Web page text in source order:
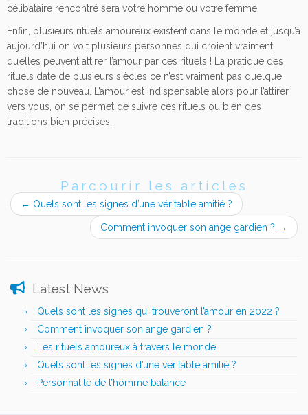
célibataire rencontré sera votre homme ou votre femme.
Enfin, plusieurs rituels amoureux existent dans le monde et jusqu’à
aujourd’hui on voit plusieurs personnes qui croient vraiment
qu’elles peuvent attirer l’amour par ces rituels ! La pratique des
rituels date de plusieurs siècles ce n’est vraiment pas quelque
chose de nouveau. L’amour est indispensable alors pour l’attirer
vers vous, on se permet de suivre ces rituels ou bien des
traditions bien précises.
Parcourir les articles
← Quels sont les signes d’une véritable amitié ?
Comment invoquer son ange gardien ? →
Latest News
Quels sont les signes qui trouveront l’amour en 2022 ?
Comment invoquer son ange gardien ?
Les rituels amoureux à travers le monde
Quels sont les signes d’une véritable amitié ?
Personnalité de l’homme balance